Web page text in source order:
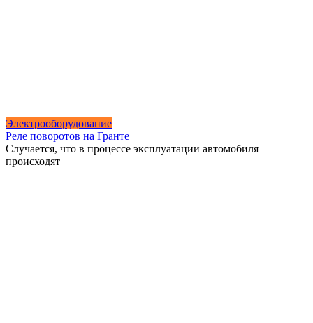
Электрооборудование
Реле поворотов на Гранте
Случается, что в процессе эксплуатации автомобиля
происходят